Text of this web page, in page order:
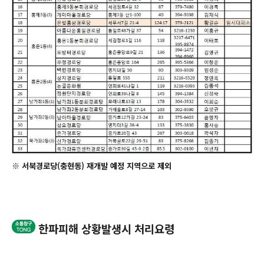
※ 서북경로당(충현동) 재개발 예정 지역으로 제외
한파피해 상황발생시 처리요령